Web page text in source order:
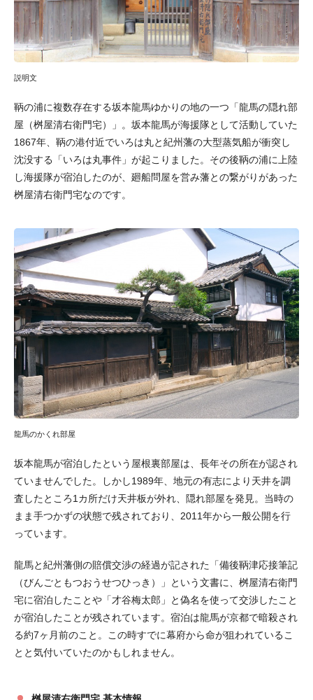
説明文
鞆の浦に複数存在する坂本龍馬ゆかりの地の一つ「龍馬の隠れ部
屋（桝屋清右衛門宅）」。坂本龍馬が海援隊として活動していた
1867年、鞆の港付近でいろは丸と紀州藩の大型蒸気船が衝突し
沈没する「いろは丸事件」が起こりました。その後鞆の浦に上陸
し海援隊が宿泊したのが、廻船問屋を営み藩との繋がりがあった
桝屋清右衛門宅なのです。
龍馬のかくれ部屋
坂本龍馬が宿泊したという屋根裏部屋は、長年その所在が認され
ていませんでした。しかし1989年、地元の有志により天井を調
査したところ1カ所だけ天井板が外れ、隠れ部屋を発見。当時の
まま手つかずの状態で残されており、2011年から一般公開を行
っています。
龍馬と紀州藩側の賠償交渉の経過が記された「備後鞆津応接筆記
（びんごともつおうせつひっき）」という文書に、桝屋清右衛門
宅に宿泊したことや「才谷梅太郎」と偽名を使って交渉したこと
が宿泊したことが残されています。宿泊は龍馬が京都で暗殺され
る約7ヶ月前のこと。この時すでに幕府から命が狙われているこ
とと気付いていたのかもしれません。